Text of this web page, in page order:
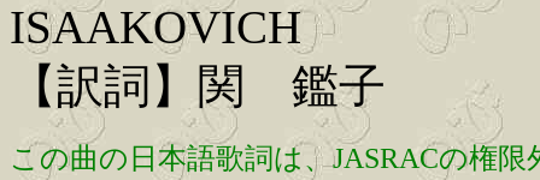
ISAAKOVICH
【訳詞】関 鑑子
この曲の日本語歌詞は、JASRACの権